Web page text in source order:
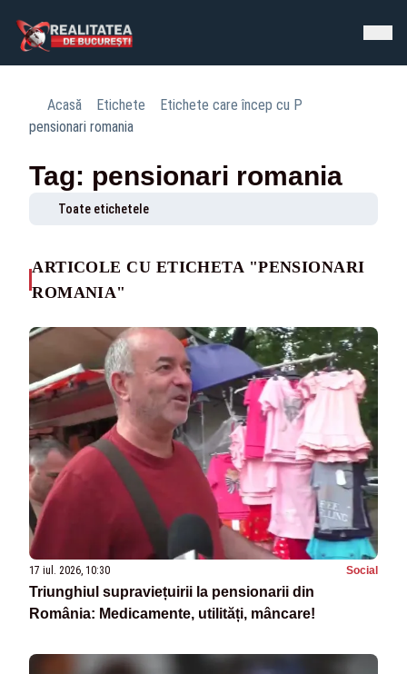
Acasă Etichete
Etichete care încep cu P
pensionari romania
Tag: pensionari romania
Toate etichetele
ARTICOLE CU ETICHETA "PENSIONARI
ROMANIA"
17 iul. 2026, 10:30 Social
Triunghiul supraviețuirii la pensionarii din
România: Medicamente, utilități, mâncare!